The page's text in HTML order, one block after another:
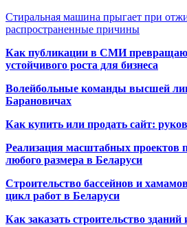
Стиральная машина прыгает при
распространенные причины
Как публикации в СМИ
устойчивого роста для бизнеса
Волейбольные команды высшей
Барановичах
Как купить или продать сайт:
Реализация масштабных проектов
любого размера в Беларуси
Строительство бассейнов и
цикл работ в Беларуси
Как заказать строительство зданий